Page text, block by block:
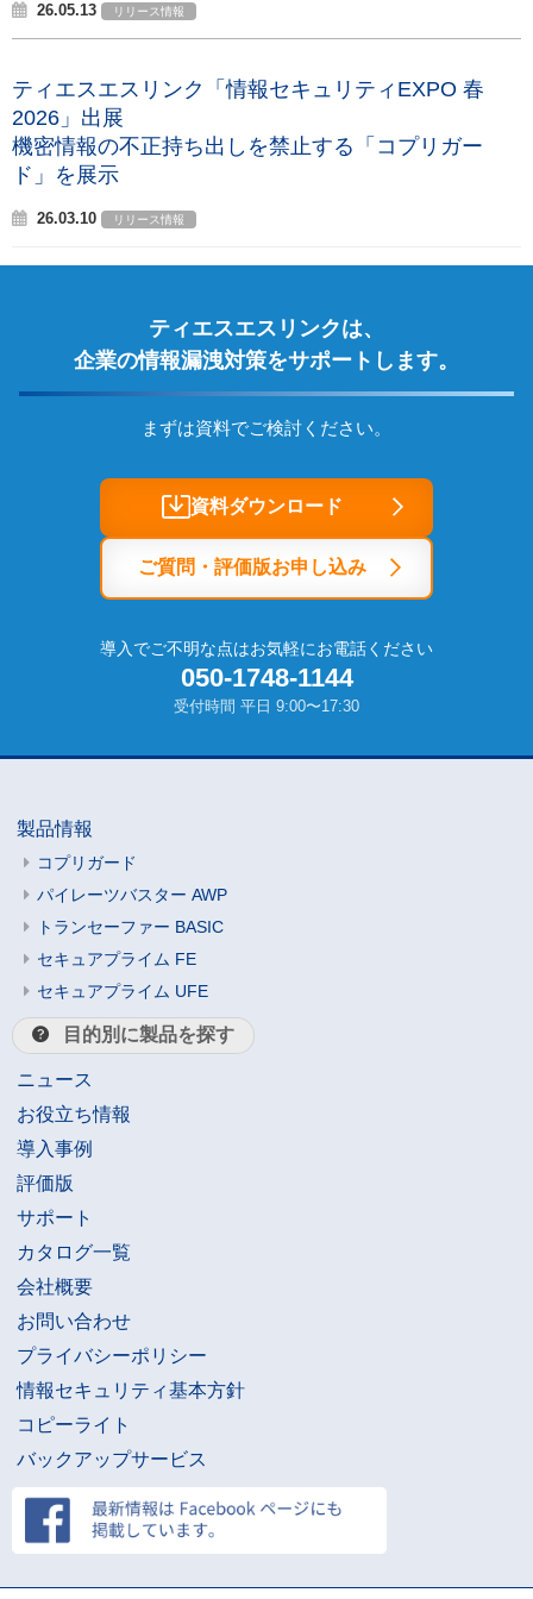
26.05.13 リリース情報
ティエスエスリンク「情報セキュリティEXPO 春
2026」出展
機密情報の不正持ち出しを禁止する「コプリガー
ド」を展示
26.03.10 リリース情報
ティエスエスリンクは、
企業の情報漏洩対策をサポートします。
まずは資料でご検討ください。
資料ダウンロード
ご質問・評価版お申し込み
導入でご不明な点はお気軽にお電話ください
050-1748-1144
受付時間 平日 9:00〜17:30
製品情報
コプリガード
パイレーツバスター AWP
トランセーファー BASIC
セキュアプライム FE
セキュアプライム UFE
目的別に製品を探す
ニュース
お役立ち情報
導入事例
評価版
サポート
カタログ一覧
会社概要
お問い合わせ
プライバシーポリシー
情報セキュリティ基本方針
コピーライト
バックアップサービス